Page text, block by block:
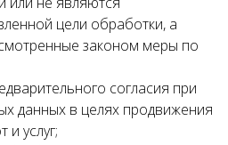
цели обработки, а
законом меры по
согласия при
данных в целях продвижения
и услуг;